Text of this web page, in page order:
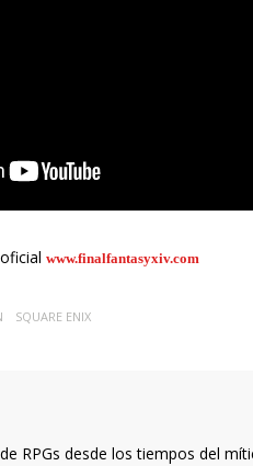
www.finalfantasyxiv.com
SQUARE ENIX
RPGs desde los tiempos del